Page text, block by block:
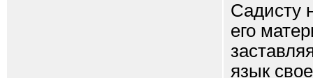
Садисту
его
язык